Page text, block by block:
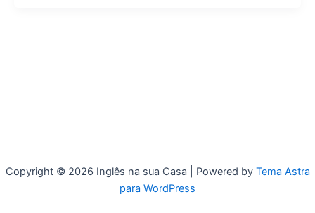
Copyright © 2026 Inglês na sua Casa | Powered by Tema Astra
para WordPress